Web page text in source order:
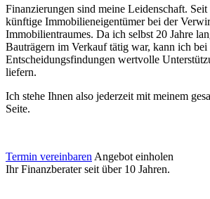
Finanzierungen sind meine Leidenschaft.
künftige Immobilieneigentümer bei der
Immobilientraumes. Da ich selbst 20 Jahre
Bauträgern im Verkauf tätig war, kann ich bei
Entscheidungsfindungen wertvolle
liefern.
Ich stehe Ihnen also jederzeit mit meinem
Seite.
Termin vereinbaren Angebot einholen
Ihr Finanzberater seit über 10 Jahren.